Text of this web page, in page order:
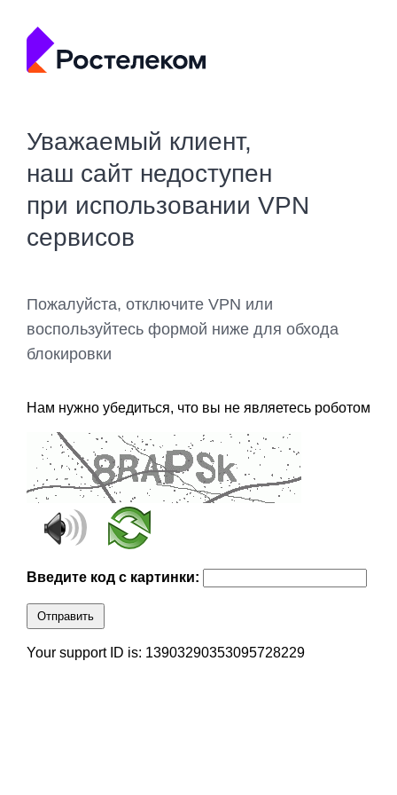
Уважаемый клиент,
наш сайт недоступен
при использовании VPN
сервисов
Пожалуйста, отключите VPN или
воспользуйтесь формой ниже для обхода
блокировки
Нам нужно убедиться, что вы не являетесь роботом
Введите код с картинки:
Отправить
Your support ID is: 13903290353095728229